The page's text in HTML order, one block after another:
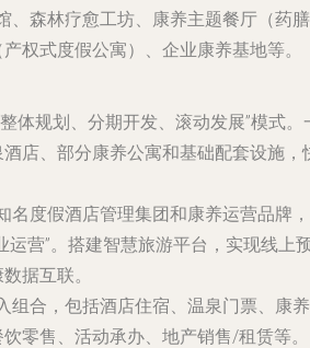
、森林疗愈工坊、康养主题餐厅（药膳
权式度假公寓）、企业康养基地等。
体规划、分期开发、滚动发展”模式。
店、部分康养公寓和基础配套设施，
名度假酒店管理集团和康养运营品牌，
运营”。搭建智慧旅游平台，实现线上
据互联。
组合，包括酒店住宿、温泉门票、康养
零售、活动承办、地产销售/租赁等。